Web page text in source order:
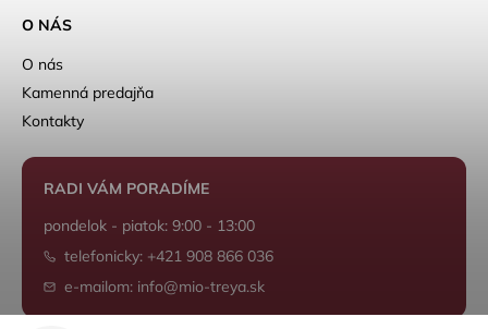
O NÁS
O nás
Kamenná predajňa
Kontakty
RADI VÁM PORADÍME
pondelok - piatok: 9:00 - 13:00
telefonicky: +421 908 866 036
e-mailom: info@mio-treya.sk